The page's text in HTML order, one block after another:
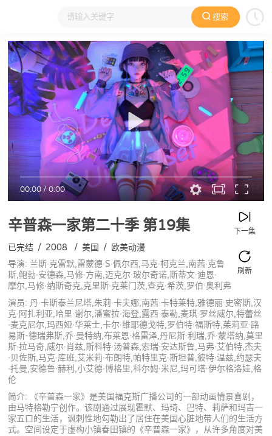
搜索
大家在看 日本动漫 国产动漫 欧美动漫 动漫电影
00:00/0:00
辛普森一家第二十季第19集 下一集
刷新
已完结 / 2008 / 美国 / 欧美动漫
导演: 兰斯·克雷默,雷蒙德·S·佩尔西,马克·柯克兰,南茜·克鲁
斯,鲍勃·安德森,马修·方南,迈克尔·玻尔奇诺,斯蒂文·迪恩·
摩尔,马修·纳斯奇克,克里斯·克莱门茨,查克·希茨,罗伯·奥利弗
演员: 丹·卡斯泰兰尼塔,朱莉·卡夫娜,南茜·卡特莱特,雅德丽·史密斯,汉
克·阿扎利亚,哈里·谢尔,潘蜜拉·海登,露西·泰勒,麦琪·罗丝威尔,特蕾丝
·麦克尼尔,玛西娅·华莱士,卡尔·维耶德戈特,罗伯特·福斯特,茱莉亚·路
易斯-德瑞弗斯,乔·曼特纳,布莱恩·格雷泽,丹尼斯·利瑞,乔·蒙塔纳,莫里
斯·拉马奇,威尔·肖兹,斯科特·汤普森,索瑞·安达斯鲁,马弗·艾伯特,杰夫
·贝佐斯,马克·库班,艾米莉·布朗特,帕特里克·斯坦普,彼特·温兹,约瑟夫
·托曼,安德鲁·赫利,小艾德·博格里,科尔姆·米尼,玛可塔·伊尔格洛娃,格
伦
简介: 《辛普森一家》是美国福克斯广播公司的一部动画情景喜剧，
由马特格勒宁创作。该剧通过展现霍默、玛琦、巴特、莉萨和玛吉一
家五口的生活，讽刺性地勾勒出了居住在美国心脏地带人们的生活方
式。空间设定于虚构小镇春田镇的《辛普森一家》，从许多角度对美